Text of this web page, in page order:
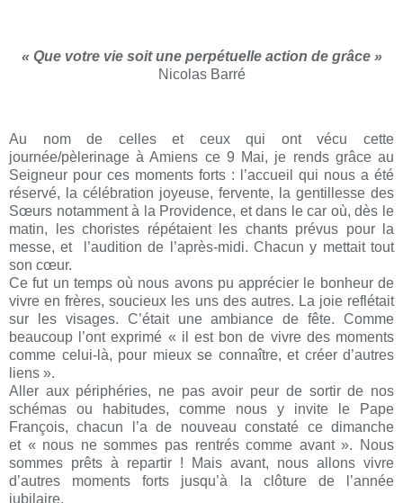
« Que votre vie soit une perpétuelle action de grâce »
Nicolas Barré
Au nom de celles et ceux qui ont vécu cette
journée/pèlerinage à Amiens ce 9 Mai, je rends grâce au
Seigneur pour ces moments forts : l’accueil qui nous a été
réservé, la célébration joyeuse, fervente, la gentillesse des
Sœurs notamment à la Providence, et dans le car où, dès le
matin, les choristes répétaient les chants prévus pour la
messe, et l’audition de l’après-midi. Chacun y mettait tout
son cœur.
Ce fut un temps où nous avons pu apprécier le bonheur de
vivre en frères, soucieux les uns des autres. La joie reflétait
sur les visages. C’était une ambiance de fête. Comme
beaucoup l’ont exprimé « il est bon de vivre des moments
comme celui-là, pour mieux se connaître, et créer d’autres
liens ».
Aller aux périphéries, ne pas avoir peur de sortir de nos
schémas ou habitudes, comme nous y invite le Pape
François,chacun l’a de nouveau constaté ce dimanche
et « nous ne sommes pas rentrés comme avant ». Nous
sommes prêts à repartir ! Mais avant, nous allons vivre
d’autres moments forts jusqu’à la clôture de l’année
jubilaire.